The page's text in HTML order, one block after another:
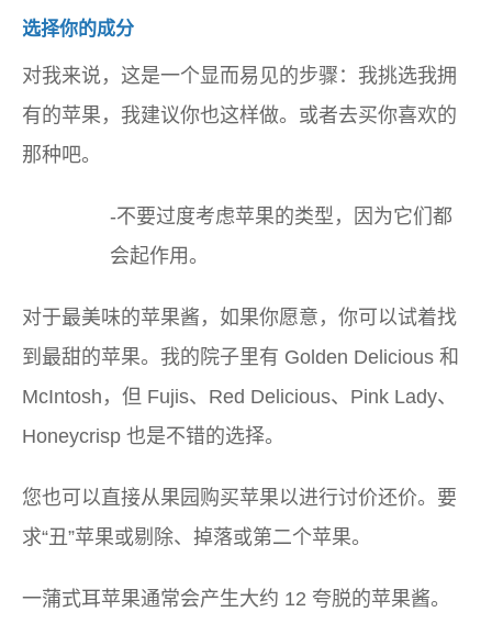
选择你的成分
对我来说，这是一个显而易见的步骤：我挑选我拥
有的苹果，我建议你也这样做。或者去买你喜欢的
那种吧。
-不要过度考虑苹果的类型，因为它们都
会起作用。
对于最美味的苹果酱，如果你愿意，你可以试着找
到最甜的苹果。我的院子里有 Golden Delicious 和
McIntosh，但 Fujis、Red Delicious、Pink Lady、
Honeycrisp 也是不错的选择。
您也可以直接从果园购买苹果以进行讨价还价。要
求“丑”苹果或剔除、掉落或第二个苹果。
一蒲式耳苹果通常会产生大约 12 夸脱的苹果酱。